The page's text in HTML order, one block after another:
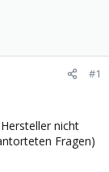
#1
nicht
Fragen)